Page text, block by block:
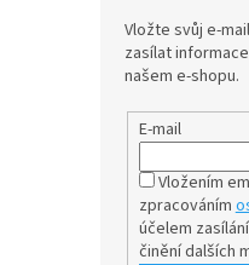
Vložte svůj e-
zasílat
našem e-shopu.
E-mail
Vložením
zpracováním
účelem
činění dalších